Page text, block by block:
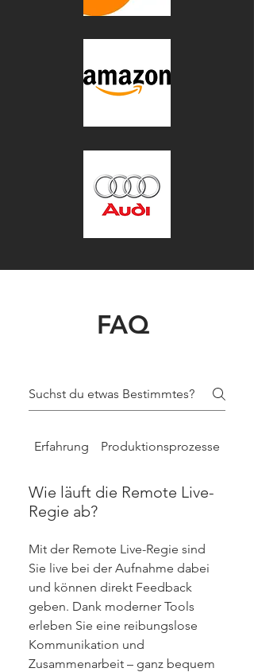
FAQ
Erfahrung Produktionsprozesse
Wie läuft die Remote Live-
Regie ab?
Mit der Remote Live-Regie sind
Sie live bei der Aufnahme dabei
und können direkt Feedback
geben. Dank moderner Tools
erleben Sie eine reibungslose
Kommunikation und
Zusammenarbeit – ganz bequem